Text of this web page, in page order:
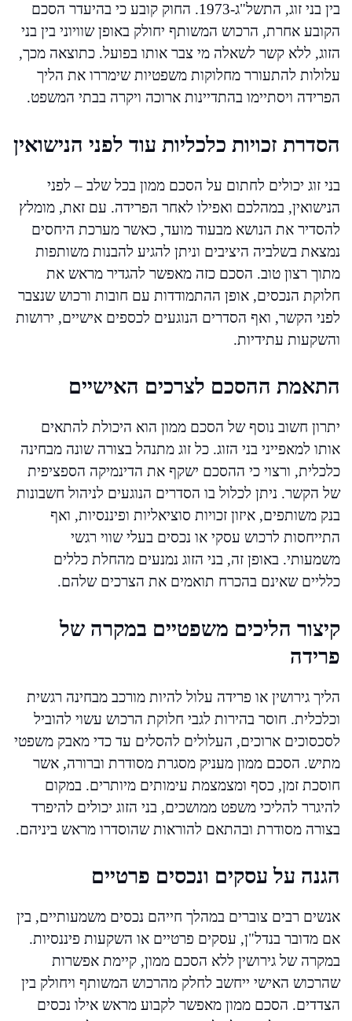
בין בני זוג, התשל"ג-1973. החוק קובע כי בהיעדר הסכם
הקובע אחרת, הרכוש המשותף יחולק באופן שוויוני בין בני
הזוג, ללא קשר לשאלה מי צבר אותו בפועל. כתוצאה מכך,
עלולות להתעורר מחלוקות משפטיות שימררו את הליך
הפרידה ויסתיימו בהתדיינות ארוכה ויקרה בבתי המשפט.
הסדרת זכויות כלכליות עוד לפני הנישואין
בני זוג יכולים לחתום על הסכם ממון בכל שלב – לפני
הנישואין, במהלכם ואפילו לאחר הפרידה. עם זאת, מומלץ
להסדיר את הנושא מבעוד מועד, כאשר מערכת היחסים
נמצאת בשלביה היציבים וניתן להגיע להבנות משותפות
מתוך רצון טוב. הסכם כזה מאפשר להגדיר מראש את
חלוקת הנכסים, אופן ההתמודדות עם חובות ורכוש שנצבר
לפני הקשר, ואף הסדרים הנוגעים לכספים אישיים, ירושות
והשקעות עתידיות.
התאמת ההסכם לצרכים האישיים
יתרון חשוב נוסף של הסכם ממון הוא היכולת להתאים
אותו למאפייני בני הזוג. כל זוג מתנהל בצורה שונה מבחינה
כלכלית, ורצוי כי ההסכם ישקף את הדינמיקה הספציפית
של הקשר. ניתן לכלול בו הסדרים הנוגעים לניהול חשבונות
בנק משותפים, איזון זכויות סוציאליות ופיננסיות, ואף
התייחסות לרכוש עסקי או נכסים בעלי שווי רגשי
משמעותי. באופן זה, בני הזוג נמנעים מהחלת כללים
כלליים שאינם בהכרח תואמים את הצרכים שלהם.
קיצור הליכים משפטיים במקרה של
פרידה
הליך גירושין או פרידה עלול להיות מורכב מבחינה רגשית
וכלכלית. חוסר בהירות לגבי חלוקת הרכוש עשוי להוביל
לסכסוכים ארוכים, העלולים להסלים עד כדי מאבק משפטי
מתיש. הסכם ממון מעניק מסגרת מסודרת וברורה, אשר
חוסכת זמן, כסף ומצמצמת עימותים מיותרים. במקום
להיגרר להליכי משפט ממושכים, בני הזוג יכולים להיפרד
בצורה מסודרת ובהתאם להוראות שהוסדרו מראש ביניהם.
הגנה על עסקים ונכסים פרטיים
אנשים רבים צוברים במהלך חייהם נכסים משמעותיים, בין
אם מדובר בנדל"ן, עסקים פרטיים או השקעות פיננסיות.
במקרה של גירושין ללא הסכם ממון, קיימת אפשרות
שהרכוש האישי ייחשב לחלק מהרכוש המשותף ויחולק בין
הצדדים. הסכם ממון מאפשר לקבוע מראש אילו נכסים